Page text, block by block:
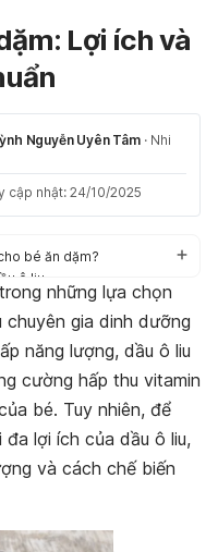
Lợi ích và
Nguyễn Uyên Tâm · Nhi
cập nhật: 24/10/2025
bé ăn dặm?
ô liu
dặm
đúng chuẩn khoa học
những lựa chọn
gia dinh dưỡng
năng lượng, dầu ô liu
cường hấp thu vitamin
bé. Tuy nhiên, để
lợi ích của dầu ô liu,
và cách chế biến